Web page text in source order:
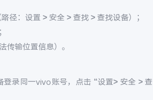
径：设置 > 安全 > 查找 > 查找设备）；
输位置信息）。
录同一vivo账号，点击 “设置> 安全 > 查